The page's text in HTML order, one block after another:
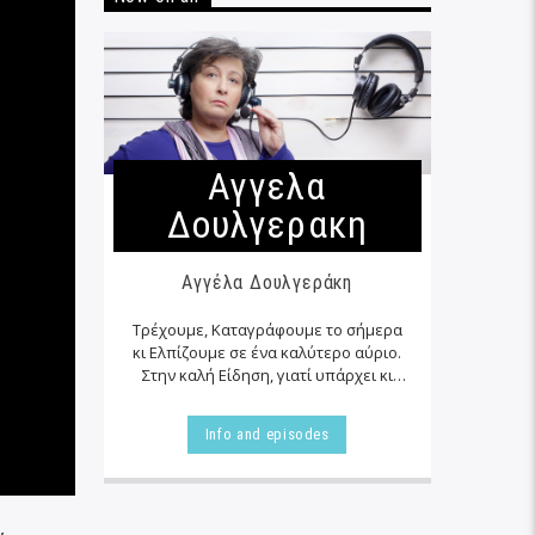
Αγγελα
Δουλγερακη
Αγγέλα Δουλγεράκη
Τρέχουμε, Καταγράφουμε το σήμερα
κι Ελπίζουμε σε ένα καλύτερο αύριο.
Στην καλή Είδηση, γιατί υπάρχει κι
καθημερινότητας μας, τις
περισσότερες φορές…
Info and episodes